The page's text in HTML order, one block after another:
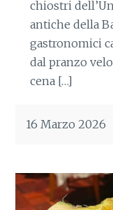
chiostri
antiche della
gastronomici
dal pranzo
cena […]
16 Marzo 2026